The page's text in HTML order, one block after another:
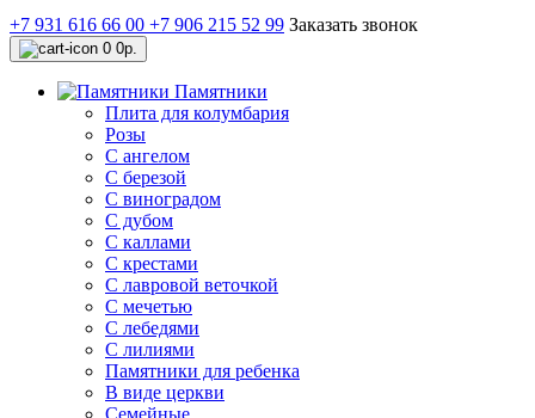
+7 931 616 66 00 +7 906 215 52 99 Заказать звонок
0 0р.
Памятники
Плита для колумбария
Розы
C ангелом
C березой
С виноградом
С дубом
С каллами
С крестами
С лавровой веточкой
С мечетью
C лебедями
С лилиями
Памятники для ребенка
В виде церкви
Семейные